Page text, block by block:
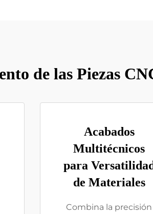
de las Piezas
Acabados
Multitécnicos
para
de Materiales
Combina la precisión